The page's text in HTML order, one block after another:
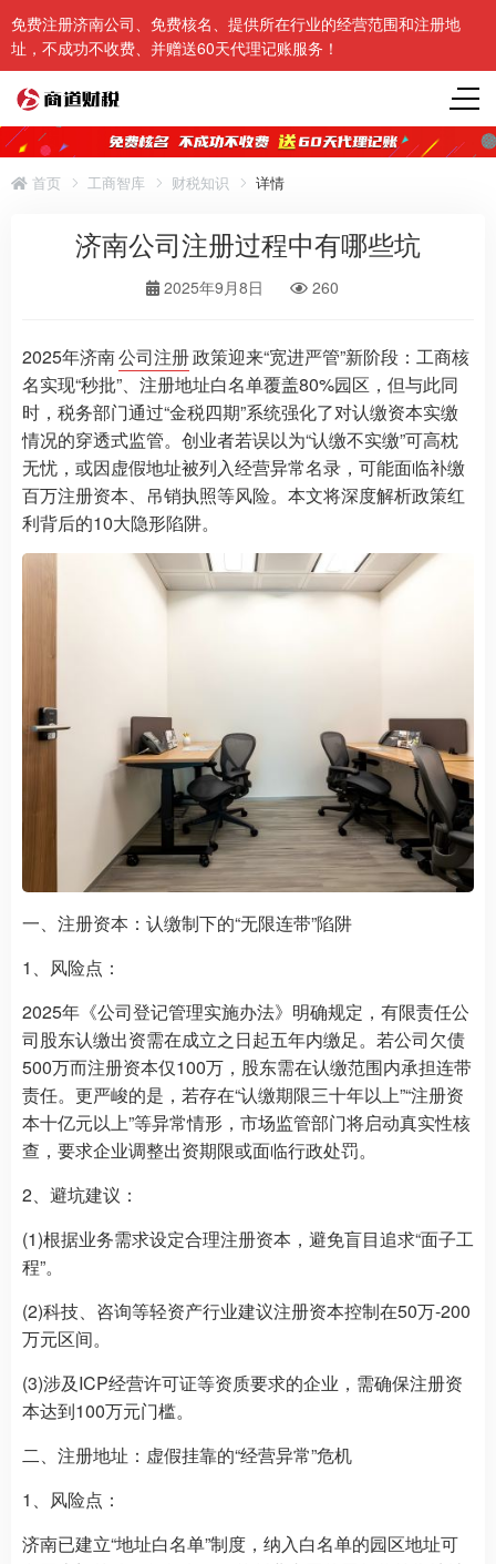
免费注册济南公司、免费核名、提供所在行业的经营范围和注册地
址，不成功不收费、并赠送60天代理记账服务！
首页 工商智库 财税知识 详情
济南公司注册过程中有哪些坑
2025年9月8日 260
2025年济南公司注册政策迎来“宽进严管”新阶段：工商核
名实现“秒批”、注册地址白名单覆盖80%园区，但与此同
时，税务部门通过“金税四期”系统强化了对认缴资本实缴
情况的穿透式监管。创业者若误以为“认缴不实缴”可高枕
无忧，或因虚假地址被列入经营异常名录，可能面临补缴
百万注册资本、吊销执照等风险。本文将深度解析政策红
利背后的10大隐形陷阱。
一、注册资本：认缴制下的“无限连带”陷阱
1、风险点：
2025年《公司登记管理实施办法》明确规定，有限责任公
司股东认缴出资需在成立之日起五年内缴足。若公司欠债
500万而注册资本仅100万，股东需在认缴范围内承担连带
责任。更严峻的是，若存在“认缴期限三十年以上”“注册资
本十亿元以上”等异常情形，市场监管部门将启动真实性核
查，要求企业调整出资期限或面临行政处罚。
2、避坑建议：
(1)根据业务需求设定合理注册资本，避免盲目追求“面子工
程”。
(2)科技、咨询等轻资产行业建议注册资本控制在50万-200
万元区间。
(3)涉及ICP经营许可证等资质要求的企业，需确保注册资
本达到100万元门槛。
二、注册地址：虚假挂靠的“经营异常”危机
1、风险点：
济南已建立“地址白名单”制度，纳入白名单的园区地址可